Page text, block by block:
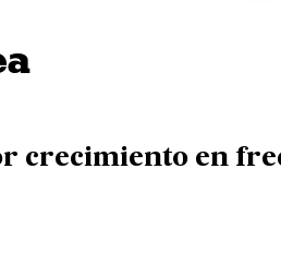
crecimiento en